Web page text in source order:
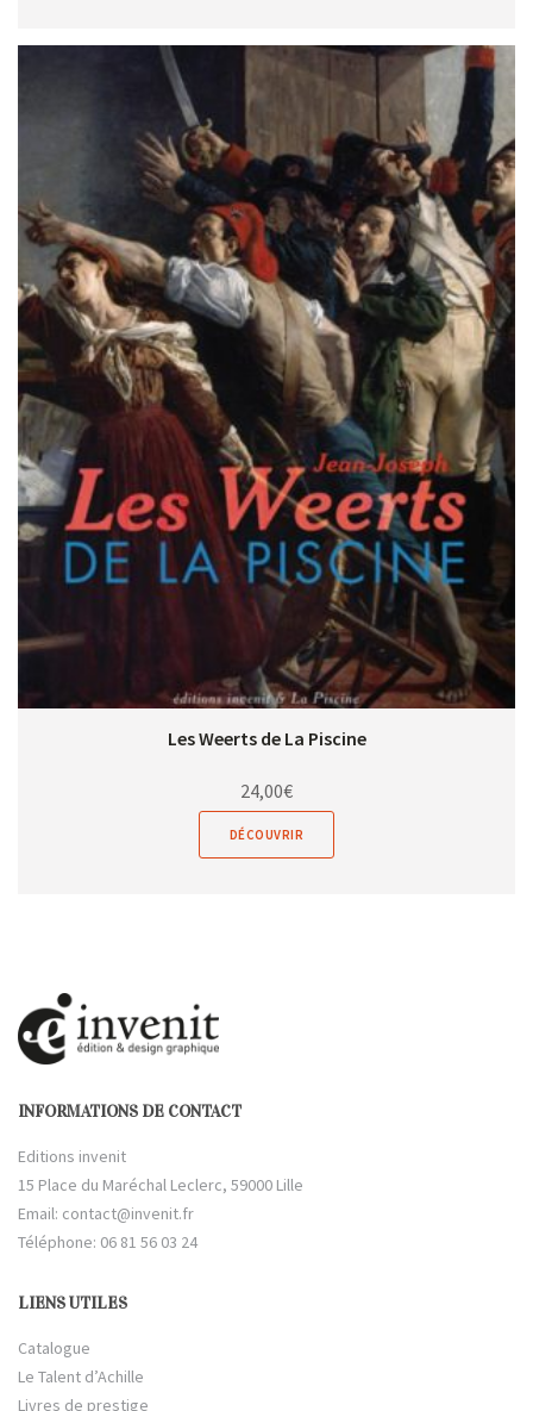
Les Weerts de La Piscine
24,00€
DÉCOUVRIR
INFORMATIONS DE CONTACT
Editions invenit
15 Place du Maréchal Leclerc, 59000 Lille
Email: contact@invenit.fr
Téléphone: 06 81 56 03 24
LIENS UTILES
Catalogue
Le Talent d’Achille
Livres de prestige